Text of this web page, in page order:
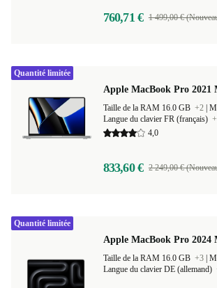
760,71 € 1 499,00 €
Apple MacBook Pro 2021
Taille de la RAM 16.0 GB +2
Langue du clavier FR (français)
4,0
833,60 € 2 249,00 €
Quantité limitée
Apple MacBook Pro 2024
Taille de la RAM 16.0 GB +3
Langue du clavier DE (allemand)
Quantité limitée